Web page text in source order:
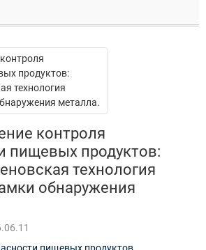
контроля
пищевых продуктов:
технология
обнаружения